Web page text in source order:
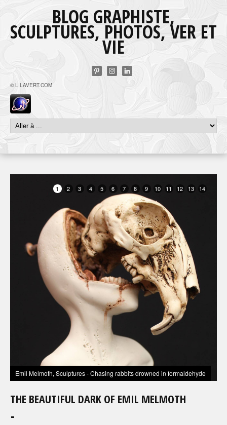
BLOG GRAPHISTE,
SCULPTURES, PHOTOS, VER ET
VIE
© LILAVERT.COM
Emil Melmoth, Sculptures - Chasing rabbits drowned in formaldehyde
1 2 3 4 5 6 7 8 9 10 11 12 13 14
THE BEAUTIFUL DARK OF EMIL MELMOTH